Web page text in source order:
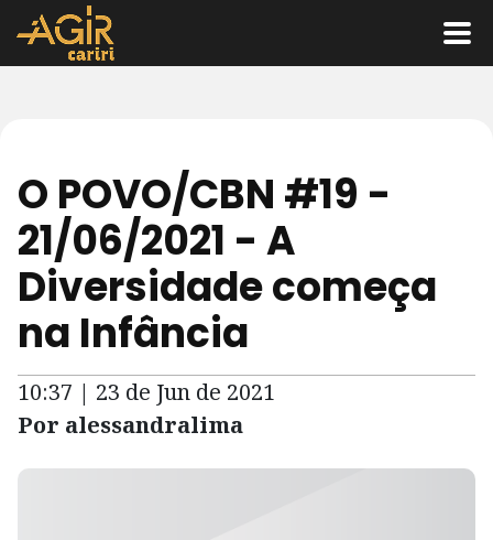
O POVO/CBN #19 -
21/06/2021 - A
Diversidade começa
na Infância
10:37 | 23 de Jun de 2021
Por alessandralima